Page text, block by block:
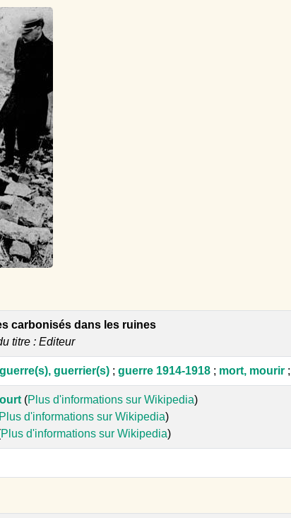
carbonisés dans les ruines
titre : Editeur
guerre(s), guerrier(s) ; guerre 1914-1918 ; mort, mourir ;
(Plus d'informations sur Wikipedia)
Plus d'informations sur Wikipedia)
Plus d'informations sur Wikipedia)